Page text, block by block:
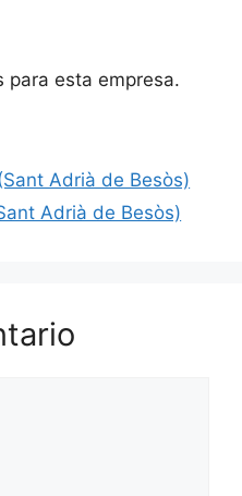
para esta empresa.
Adrià de Besòs)
Adrià de Besòs)